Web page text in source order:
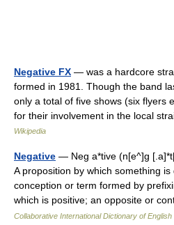
Negative FX — was a hardcore
formed in 1981. Though the band
only a total of five shows (six flyers
for their involvement in the local
Wikipedia
Negative — Neg a*tive (n[e^]g
A proposition by which something
conception or term formed by
which is positive; an opposite or
Collaborative International Dictionary of English